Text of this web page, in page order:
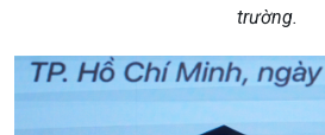
trường.